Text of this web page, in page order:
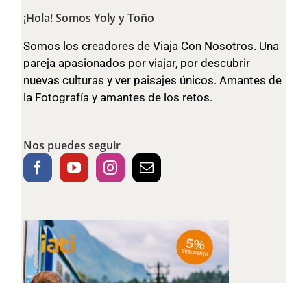
¡Hola! Somos Yoly y Toño
Somos los creadores de Viaja Con Nosotros. Una
pareja apasionados por viajar, por descubrir
nuevas culturas y ver paisajes únicos. Amantes de
la Fotografía y amantes de los retos.
Nos puedes seguir